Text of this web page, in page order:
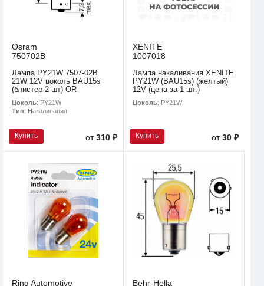
Osram
750702B
Лампа PY21W 7507-02B
21W 12V цоколь BAU15s
(блистер 2 шт) OR
Цоколь: PY21W
Тип: Накаливания
Купить от310 ₽
XENITE
1007018
Лампа накаливания XENITE
PY21W (BAU15s) (желтый)
12V (цена за 1 шт.)
Цоколь: PY21W
Купить от30 ₽
Ring Automotive Behr-Hella